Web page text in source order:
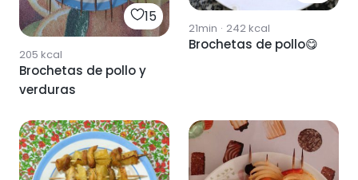
15
205 kcal
Brochetas de pollo y
verduras
21min · 242kcal
Brochetas de pollo😋